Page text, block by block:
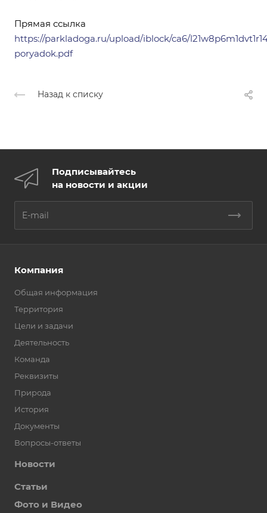
Прямая ссылка
https://parkladoga.ru/upload/iblock/ca6/
poryadok.pdf
Назад к списку
Подписывайтесь
на новости и акции
Компания
Общая информация
Территория
Цели и задачи
Деятельность
Команда
Реквизиты
Природа
История
Документы
Вопросы-ответы
Новости
Статьи
Фото и Видео